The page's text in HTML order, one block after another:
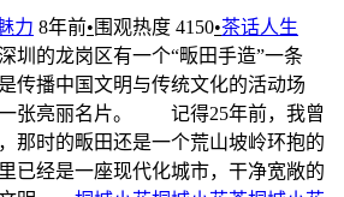
力 8年前• 围观热度 4150•茶话人生
的龙岗区有一个“畈田手造”一条
传播中国文明与传统文化的活动场
一张亮丽名片。 记得25年前，我曾
那时的畈田还是一个荒山坡岭环抱的
已经是一座现代化城市，干净宽敞的